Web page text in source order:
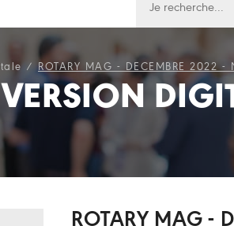
/ROTARY MAG - DECEMBRE 2022 -
ROTARY MAG -